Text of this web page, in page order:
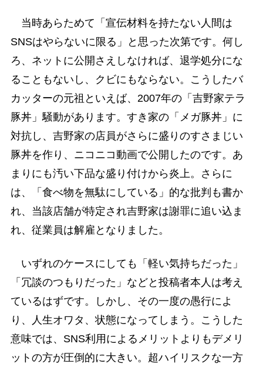
当時あらためて「宣伝材料を持たない人間は
SNSはやらないに限る」と思った次第です。何し
ろ、ネットに公開さえしなければ、退学処分にな
ることもないし、クビにもならない。こうしたバ
カッターの元祖といえば、2007年の「吉野家テラ
豚丼」騒動があります。すき家の「メガ豚丼」に
対抗し、吉野家の店員がさらに盛りのすさまじい
豚丼を作り、ニコニコ動画で公開したのです。あ
まりにも汚い下品な盛り付けから炎上。さらに
は、「食べ物を無駄にしている」的な批判も書か
れ、当該店舗が特定され吉野家は謝罪に追い込ま
れ、従業員は解雇となりました。
いずれのケースにしても「軽い気持ちだった」
「冗談のつもりだった」などと投稿者本人は考え
ているはずです。しかし、その一度の愚行によ
り、人生オワタ、状態になってしまう。こうした
意味では、SNS利用によるメリットよりもデメリ
ットの方が圧倒的に大きい。超ハイリスクな一方